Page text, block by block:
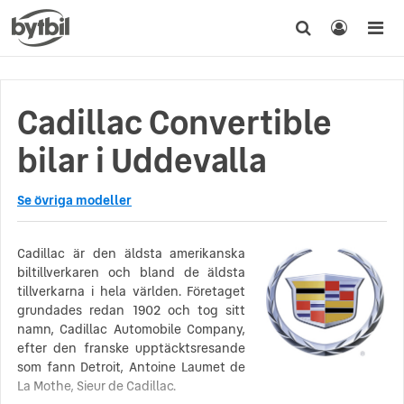
Cadillac Convertible
bilar i Uddevalla
Se övriga modeller
Cadillac är den äldsta amerikanska
biltillverkaren och bland de äldsta
tillverkarna i hela världen. Företaget
grundades redan 1902 och tog sitt
namn, Cadillac Automobile Company,
efter den franske upptäcktsresande
som fann Detroit, Antoine Laumet de
La Mothe, Sieur de Cadillac.